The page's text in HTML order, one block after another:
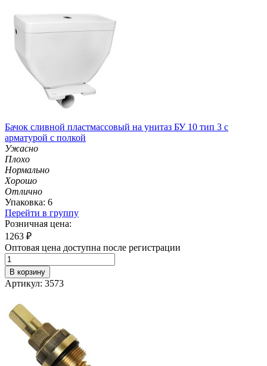
Бачок сливной пластмассовый на унитаз БУ 10 тип 3 с
арматурой с полкой
Ужасно
Плохо
Нормально
Хорошо
Отлично
Упаковка: 6
Перейти в группу
Розничная цена:
1263 ₽
Оптовая цена доступна после регистрации
В корзину
Артикул: 3573